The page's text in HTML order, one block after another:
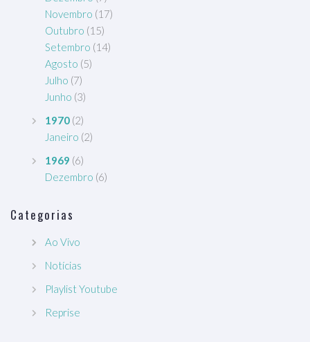
Novembro (17)
Outubro (15)
Setembro (14)
Agosto (5)
Julho (7)
Junho (3)
1970 (2)
Janeiro (2)
1969 (6)
Dezembro (6)
Categorias
Ao Vivo
Notícias
Playlist Youtube
Reprise